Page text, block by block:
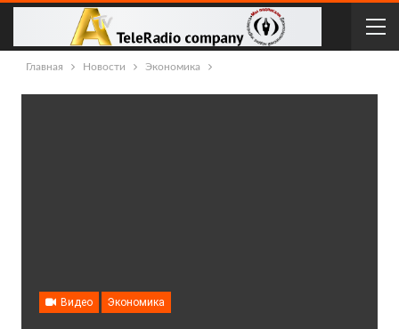
Главная Новости Экономика
Видео Экономика